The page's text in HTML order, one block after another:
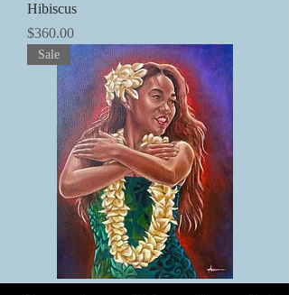
Hibiscus
価格
$360.00
Sale